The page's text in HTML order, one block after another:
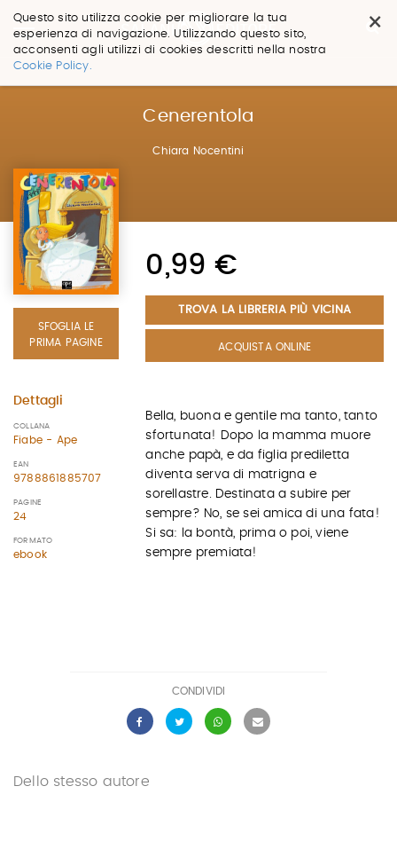
×
Questo sito utilizza cookie per migliorare la tua
esperienza di navigazione. Utilizzando questo sito,
acconsenti agli utilizzi di cookies descritti nella nostra
Cookie Policy.
Salta
Cenerentola
Chiara Nocentini
SFOGLIA LE
PRIMA PAGINE
Dettagli
COLLANA
Fiabe - Ape
EAN
9788861885707
PAGINE
24
FORMATO
ebook
0,99 €
TROVA LA LIBRERIA PIÙ VICINA
ACQUISTA ONLINE
Bella, buona e gentile ma tanto, tanto
sfortunata! Dopo la mamma muore
anche papà, e da figlia prediletta
diventa serva di matrigna e
sorellastre. Destinata a subire per
sempre? No, se sei amica di una fata!
Si sa: la bontà, prima o poi, viene
sempre premiata!
CONDIVIDI
Dello stesso autore